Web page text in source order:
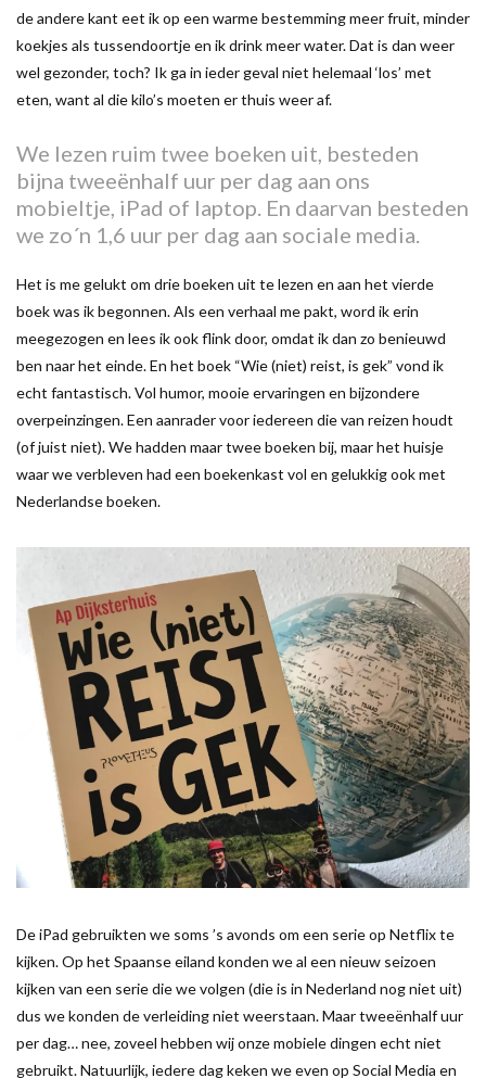
de andere kant eet ik op een warme bestemming meer fruit, minder
koekjes als tussendoortje en ik drink meer water. Dat is dan weer
wel gezonder, toch? Ik ga in ieder geval niet helemaal ‘los’ met
eten, want al die kilo’s moeten er thuis weer af.
We lezen ruim twee boeken uit, besteden
bijna tweeënhalf uur per dag aan ons
mobieltje, iPad of laptop. En daarvan besteden
we zo´n 1,6 uur per dag aan sociale media.
Het is me gelukt om drie boeken uit te lezen en aan het vierde
boek was ik begonnen. Als een verhaal me pakt, word ik erin
meegezogen en lees ik ook flink door, omdat ik dan zo benieuwd
ben naar het einde. En het boek “Wie (niet) reist, is gek” vond ik
echt fantastisch. Vol humor, mooie ervaringen en bijzondere
overpeinzingen. Een aanrader voor iedereen die van reizen houdt
(of juist niet). We hadden maar twee boeken bij, maar het huisje
waar we verbleven had een boekenkast vol en gelukkig ook met
Nederlandse boeken.
De iPad gebruikten we soms ’s avonds om een serie op Netflix te
kijken. Op het Spaanse eiland konden we al een nieuw seizoen
kijken van een serie die we volgen (die is in Nederland nog niet uit)
dus we konden de verleiding niet weerstaan. Maar tweeënhalf uur
per dag… nee, zoveel hebben wij onze mobiele dingen echt niet
gebruikt. Natuurlijk, iedere dag keken we even op Social Media en